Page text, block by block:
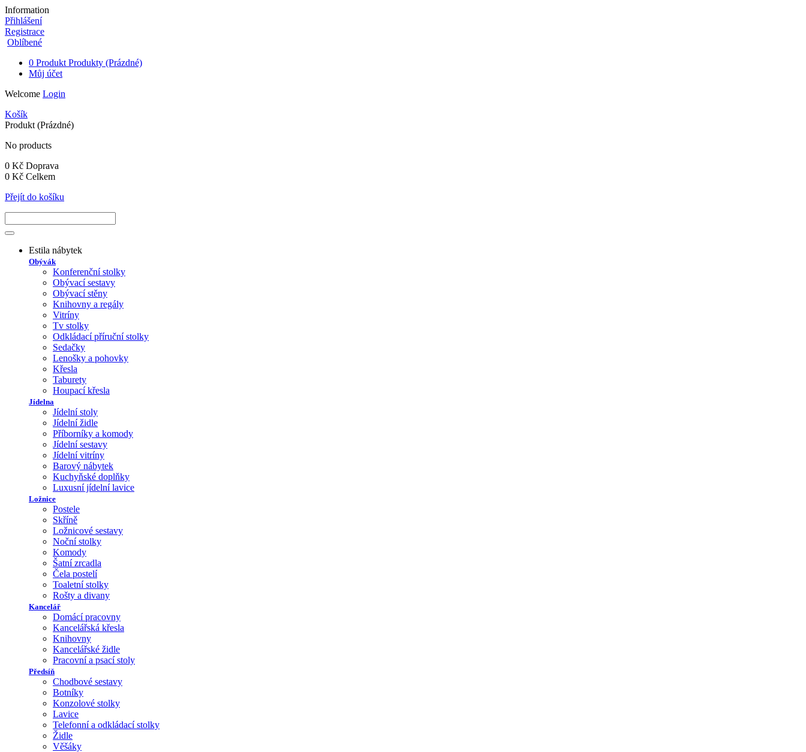
Information
Přihlášení
Registrace
Oblíbené
0 Produkt Produkty (Prázdné)
Můj účet
Welcome Login
Košík
Produkt (Prázdné)
No products
0 Kč Doprava
0 Kč Celkem
Přejít do košíku
Estila nábytek
Obývák
Konferenční stolky
Obývací sestavy
Obývací stěny
Knihovny a regály
Vitríny
Tv stolky
Odkládací příruční stolky
Sedačky
Lenošky a pohovky
Křesla
Taburety
Houpací křesla
Jídelna
Jídelní stoly
Jídelní židle
Příborníky a komody
Jídelní sestavy
Jídelní vitríny
Barový nábytek
Kuchyňské doplňky
Luxusní jídelní lavice
Ložnice
Postele
Skříně
Ložnicové sestavy
Noční stolky
Komody
Šatní zrcadla
Čela postelí
Toaletní stolky
Rošty a divany
Kancelář
Domácí pracovny
Kancelářská křesla
Knihovny
Kancelářské židle
Pracovní a psací stoly
Předsíň
Chodbové sestavy
Botníky
Konzolové stolky
Lavice
Telefonní a odkládací stolky
Židle
Věšáky